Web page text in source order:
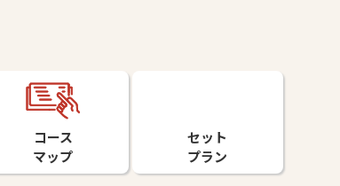
コース
マップ
セット
プラン